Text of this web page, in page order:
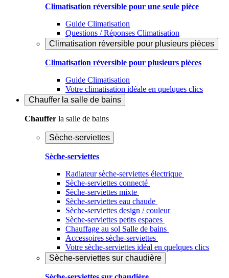
Climatisation réversible pour une seule pièce
Guide Climatisation
Questions / Réponses Climatisation
Climatisation réversible pour plusieurs pièces
Climatisation réversible pour plusieurs pièces
Guide Climatisation
Votre climatisation idéale en quelques clics
Chauffer la salle de bains
Chauffer la salle de bains
Sèche-serviettes
Sèche-serviettes
Radiateur sèche-serviettes électrique
Sèche-serviettes connecté
Sèche-serviettes mixte
Sèche-serviettes eau chaude
Sèche-serviettes design / couleur
Sèche-serviettes petits espaces
Chauffage au sol Salle de bains
Accessoires sèche-serviettes
Votre sèche-serviettes idéal en quelques clics
Sèche-serviettes sur chaudière